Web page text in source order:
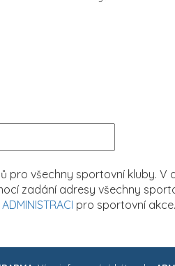
všechny sportovní kluby. V
zadání adresy všechny
ADMINISTRACI pro sportovní akce.